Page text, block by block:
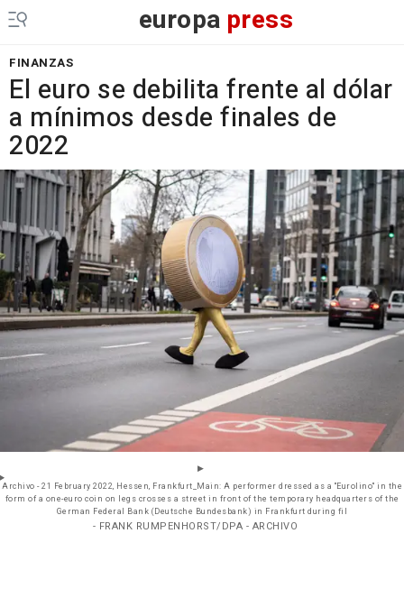
europa press
FINANZAS
El euro se debilita frente al dólar
a mínimos desde finales de
2022
Archivo - 21 February 2022, Hessen, Frankfurt_Main: A performer dressed as a "Eurolino" in the
form of a one-euro coin on legs crosses a street in front of the temporary headquarters of the
German Federal Bank (Deutsche Bundesbank) in Frankfurt during fil
- FRANK RUMPENHORST/DPA - ARCHIVO